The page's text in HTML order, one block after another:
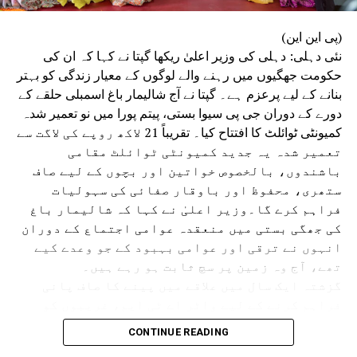
(پی این این)
نئی دہلی: دہلی کی وزیر اعلیٰ ریکھا گپتا نے کہا کہ ان کی
حکومت جھگیوں میں رہنے والے لوگوں کے معیار زندگی کو بہتر
بنانے کے لیے پرعزم ہے۔ گپتا نے آج شالیمار باغ اسمبلی حلقے کے
دورے کے دوران جی پی سیوا بستی، پیتم پورا میں نو تعمیر شدہ
کمیونٹی ٹوائلٹ کا افتتاح کیا۔ تقریباً 21 لاکھ روپے کی لاگت سے
تعمیر شدہ یہ جدید کمیونٹی ٹوائلٹ مقامی
باشندوں، بالخصوص خواتین اور بچوں کے لیے صاف
ستھری، محفوظ اور باوقار صفائی کی سہولیات
فراہم کرے گا۔وزیر اعلیٰ نے کہا کہ شالیمار باغ
کی جھگی بستی میں منعقدہ عوامی اجتماع کے دوران
انہوں نے ترقی اور عوامی بہبود کے جو وعدے کیے
تھے، آج وہ زمین پر سچ ثابت ہو رہے ہیں۔
سستا اور تغذیہ بخش کھانا فراہم کرنے کے لیے اٹل
کینٹین، پانی کی نئی پائپ لائن، سی سی ٹی وی
CONTINUE READING